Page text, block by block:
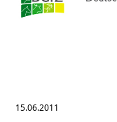
15.06.2011